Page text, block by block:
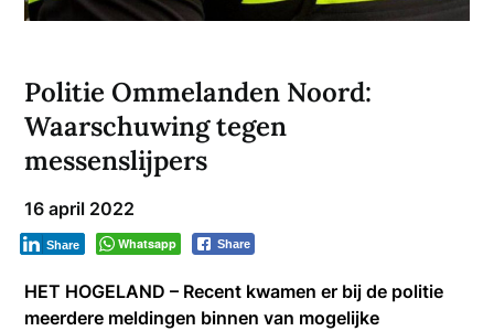
Politie Ommelanden Noord:
Waarschuwing tegen
messenslijpers
16 april 2022
Whatsapp Share
Share
HET HOGELAND – Recent kwamen er bij de politie
meerdere meldingen binnen van mogelijke